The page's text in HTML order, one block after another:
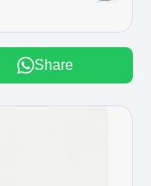
Share